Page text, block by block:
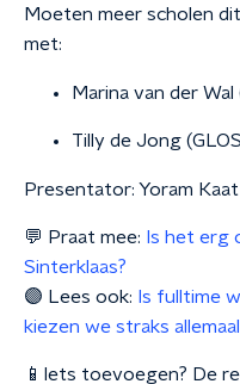
Moeten meer scholen
met:
Marina van der
Tilly de Jong
Presentator: Yoram Kaat
💬 Praat mee: Is het erg
Sinterklaas?
🟣 Lees ook: Is fulltime
kiezen we straks
📱Iets toevoegen? De